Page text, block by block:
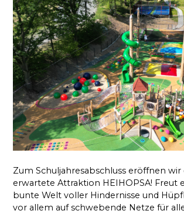
Zum Schuljahresabschluss eröffnen wir
erwartete Attraktion HEIHOPSA! Freut
bunte Welt voller Hindernisse und
vor allem auf schwebende Netze für